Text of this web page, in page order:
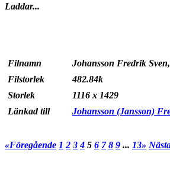
Laddar...
Filnamn
Johansson Fredrik
Filstorlek
482.84k
Storlek
1116 x 1429
Länkad till
Johansson (Jansson)
«Föregående 1 2 3 4 5 6 7 8 9 ... 13»